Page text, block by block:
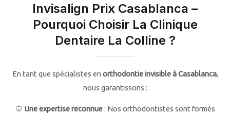
Invisalign Prix Casablanca –
Pourquoi Choisir La Clinique
Dentaire La Colline ?
En tant que spécialistes en orthodontie invisible à Casablanca,
nous garantissons :
🦷 Une expertise reconnue: Nos orthodontistes sont formés